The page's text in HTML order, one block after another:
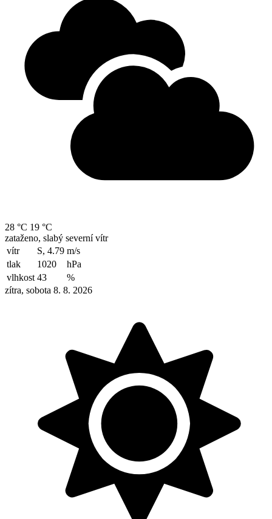
28 °C 19 °C
zataženo, slabý severní vítr
vítr
S, 4.79 m/s
tlak
1020
hPa
vlhkost 43
%
zítra, sobota 8. 8. 2026